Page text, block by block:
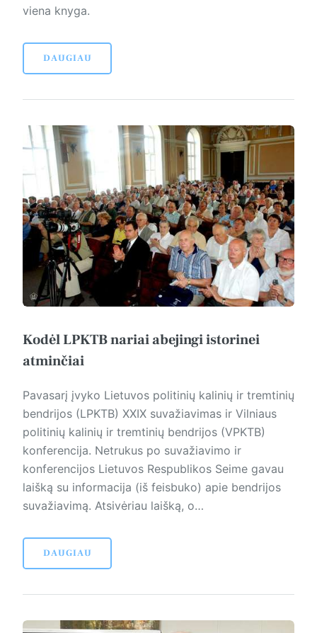
viena knyga.
DAUGIAU
Kodėl LPKTB nariai abejingi istorinei
atminčiai
Pavasarį įvyko Lietuvos politinių kalinių ir tremtinių
bendrijos (LPKTB) XXIX suvažiavimas ir Vilniaus
politinių kalinių ir tremtinių bendrijos (VPKTB)
konferencija. Netrukus po suvažiavimo ir
konferencijos Lietuvos Respublikos Seime gavau
laišką su informacija (iš feisbuko) apie bendrijos
suvažiavimą. Atsivėriau laišką, o…
DAUGIAU